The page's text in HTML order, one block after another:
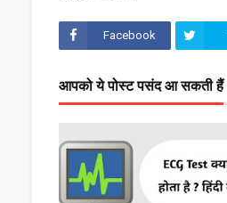
Facebook
आपको ये पोस्ट पसंद आ सकती हैं